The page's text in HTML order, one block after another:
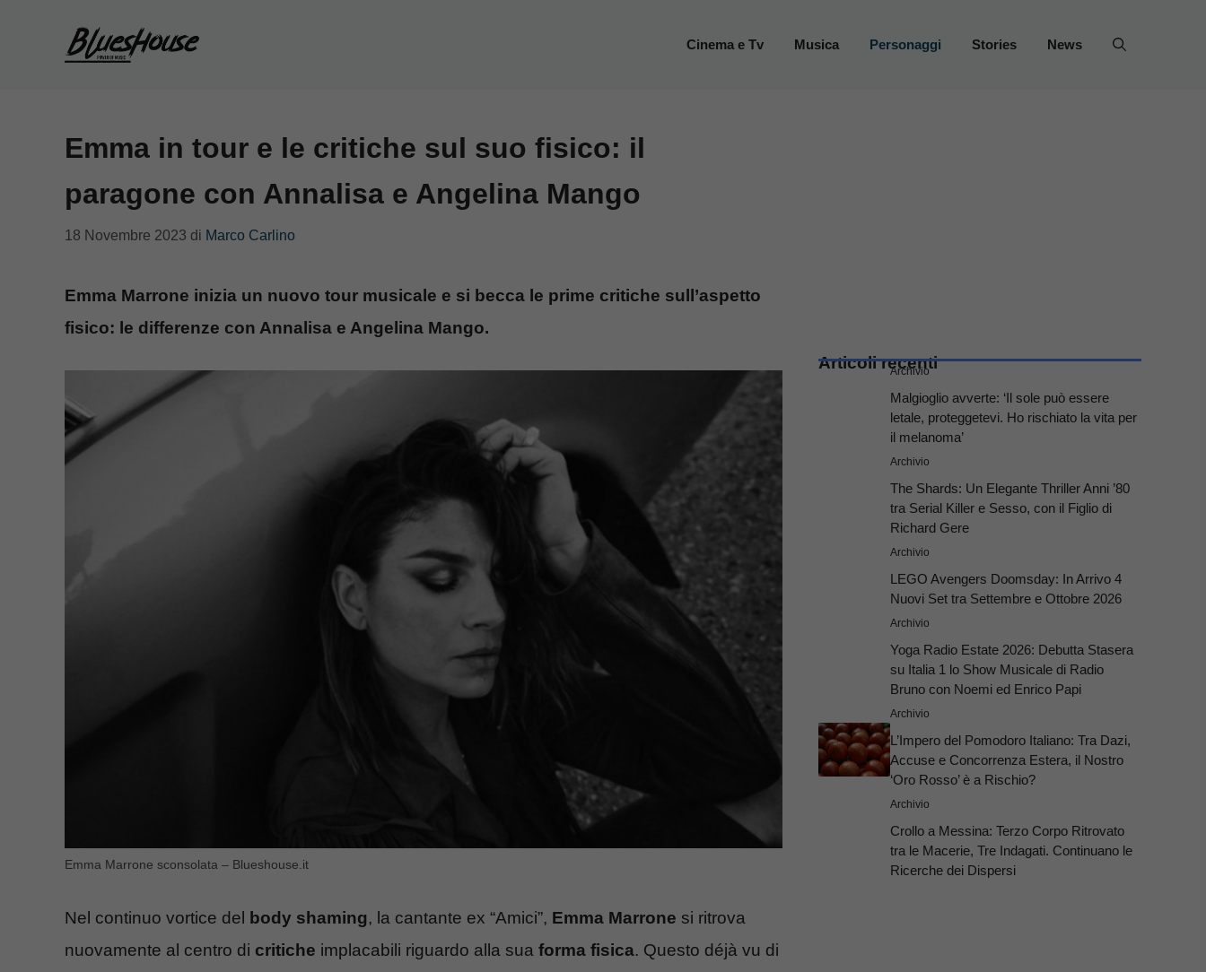
Cinema e Tv Musica Personaggi Stories News
Emma in tour e le critiche sul suo fisico: il
paragone con Annalisa e Angelina Mango
18 Novembre 2023 di Marco Carlino
Emma Marrone inizia un nuovo tour musicale e si becca le prime critiche sull’aspetto
fisico: le differenze con Annalisa e Angelina Mango.
Emma Marrone sconsolata – Blueshouse.it
Nel continuo vortice del body shaming, la cantante ex “Amici”, Emma Marrone si ritrova
nuovamente al centro di critiche implacabili riguardo alla sua forma fisica. Questo déjà vu di
Articoli recenti
Archivio
Malgioglio avverte: ‘Il sole può essere
letale, proteggetevi. Ho rischiato la vita per
il melanoma’
Archivio
The Shards: Un Elegante Thriller Anni ’80
tra Serial Killer e Sesso, con il Figlio di
Richard Gere
Archivio
LEGO Avengers Doomsday: In Arrivo 4
Nuovi Set tra Settembre e Ottobre 2026
Archivio
Yoga Radio Estate 2026: Debutta Stasera
su Italia 1 lo Show Musicale di Radio
Bruno con Noemi ed Enrico Papi
Archivio
L’Impero del Pomodoro Italiano: Tra Dazi,
Accuse e Concorrenza Estera, il Nostro
‘Oro Rosso’ è a Rischio?
Archivio
Crollo a Messina: Terzo Corpo Ritrovato
tra le Macerie, Tre Indagati. Continuano le
Ricerche dei Dispersi